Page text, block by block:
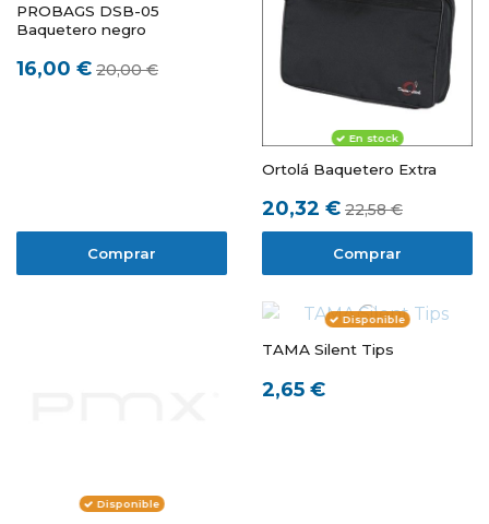
PROBAGS DSB-05
Baquetero negro
16,00 € 20,00 €
Comprar
En stock
Ortolá Baquetero Extra
20,32 € 22,58 €
Comprar
Disponible
Disponible
TAMA Silent Tips
2,65 €